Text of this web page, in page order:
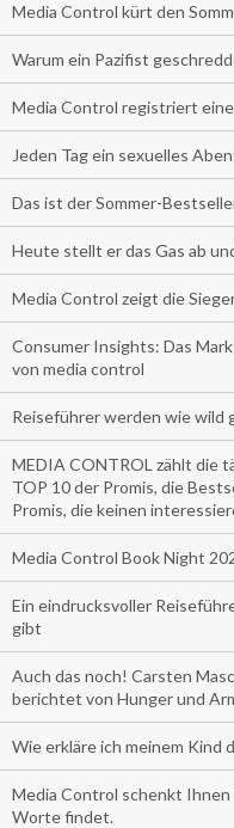
Media Control kürt den
Warum ein Pazifist
Media Control registriert
Jeden Tag ein sexuelles
Das ist der Sommer-
Heute stellt er das Gas ab
Media Control zeigt die
Consumer Insights: Das
von media control
Reiseführer werden wie wild
MEDIA CONTROL zählt die
TOP 10 der Promis, die
Promis, die keinen
Media Control Book Night
Ein eindrucksvoller
gibt
Auch das noch! Carsten
berichtet von Hunger und
Wie erkläre ich meinem Kind
Media Control schenkt Ihnen
Worte findet.